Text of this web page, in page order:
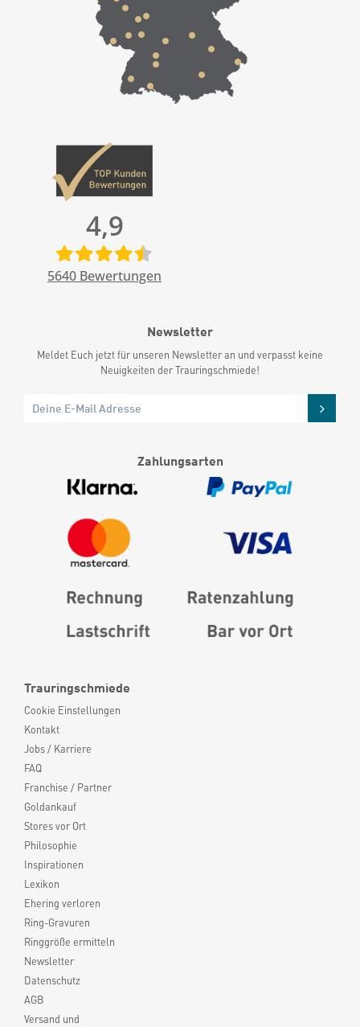
Trauringschmiede
Cookie Einstellungen
Kontakt
Jobs / Karriere
FAQ
Franchise / Partner
Goldankauf
Stores vor Ort
Philosophie
Inspirationen
Lexikon
Ehering verloren
Ring-Gravuren
Ringgröße ermitteln
Newsletter
Datenschutz
AGB
Versand und
4,9
5640 Bewertungen
Newsletter
Meldet Euch jetzt für unseren Newsletter an und verpasst keine
Neuigkeiten der Trauringschmiede!
Zahlungsarten